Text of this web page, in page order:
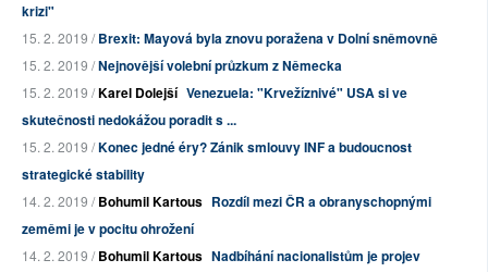
krizi"
15. 2. 2019 /Brexit: Mayová byla znovu poražena v Dolní sněmovně
15. 2. 2019 /Nejnovější volební průzkum z Německa
15. 2. 2019 /Karel Dolejší Venezuela: "Krvežíznivé" USA si ve
skutečnosti nedokážou poradit s ...
15. 2. 2019 /Konec jedné éry? Zánik smlouvy INF a budoucnost
strategické stability
14. 2. 2019 /Bohumil Kartous Rozdíl mezi ČR a obranyschopnými
zeměmi je v pocitu ohrožení
14. 2. 2019 /Bohumil Kartous Nadbíhání nacionalistům je projev